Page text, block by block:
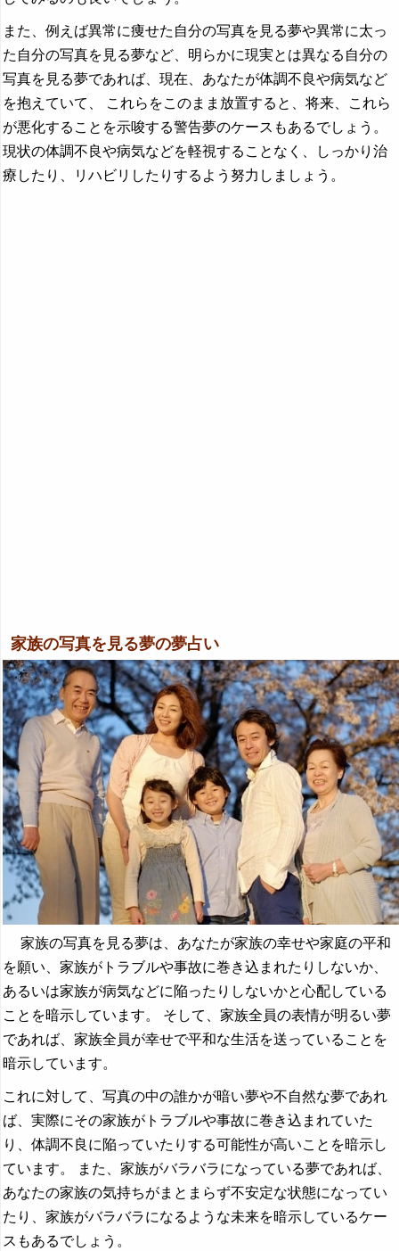
また、例えば異常に痩せた自分の写真を見る夢や異常に太っ
た自分の写真を見る夢など、明らかに現実とは異なる自分の
写真を見る夢であれば、現在、あなたが体調不良や病気など
を抱えていて、 これらをこのまま放置すると、将来、これら
が悪化することを示唆する警告夢のケースもあるでしょう。
現状の体調不良や病気などを軽視することなく、しっかり治
療したり、リハビリしたりするよう努力しましょう。
家族の写真を見る夢の夢占い
家族の写真を見る夢は、あなたが家族の幸せや家庭の平和
を願い、家族がトラブルや事故に巻き込まれたりしないか、
あるいは家族が病気などに陥ったりしないかと心配している
ことを暗示しています。 そして、家族全員の表情が明るい夢
であれば、家族全員が幸せで平和な生活を送っていることを
暗示しています。
これに対して、写真の中の誰かが暗い夢や不自然な夢であれ
ば、実際にその家族がトラブルや事故に巻き込まれていた
り、体調不良に陥っていたりする可能性が高いことを暗示し
ています。 また、家族がバラバラになっている夢であれば、
あなたの家族の気持ちがまとまらず不安定な状態になってい
たり、家族がバラバラになるような未来を暗示しているケー
スもあるでしょう。